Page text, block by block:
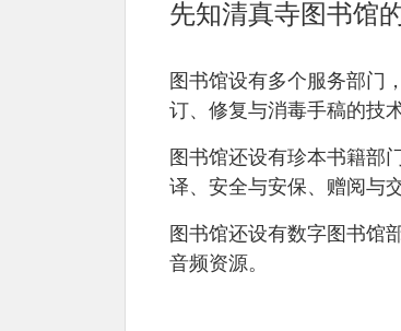
先知清真寺图书馆
图书馆设有多个服务部门
订、修复与消毒手稿的技
图书馆还设有珍本书籍部
译、安全与安保、赠阅与
图书馆还设有数字图书馆
音频资源。